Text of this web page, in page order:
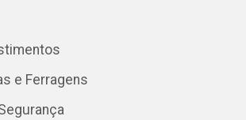
e Ferragens